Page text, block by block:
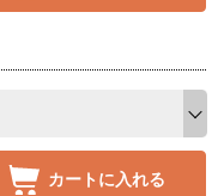
カートに入れる